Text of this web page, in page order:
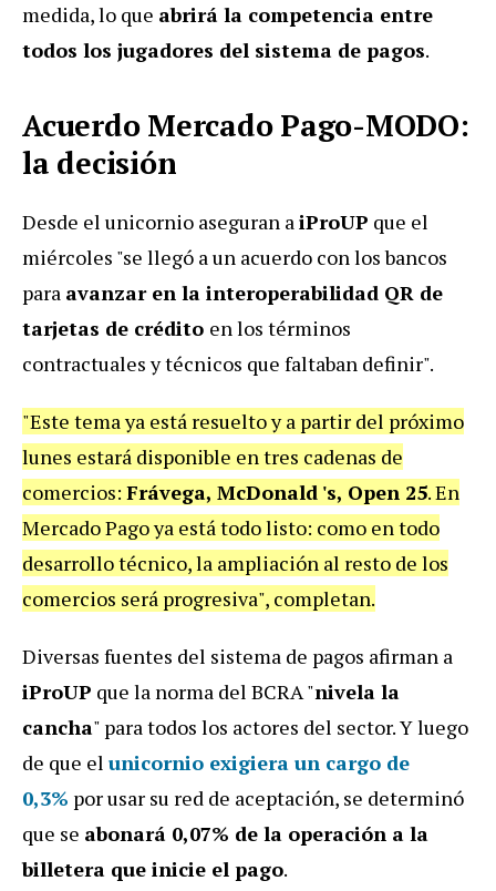
medida, lo que abrirá la competencia entre
todos los jugadores del sistema de pagos.
Acuerdo Mercado Pago-MODO:
la decisión
Desde el unicornio aseguran aiProUP que el
miércoles "se llegó a un acuerdo con los bancos
para avanzar en la interoperabilidad QR de
tarjetas de crédito en los términos
contractuales y técnicos que faltaban definir".
"Este tema ya está resuelto y a partir del próximo
lunes estará disponible en tres cadenas de
comercios: Frávega, McDonald 's, Open 25. En
Mercado Pago ya está todo listo: como en todo
desarrollo técnico, la ampliación al resto de los
comercios será progresiva", completan.
Diversas fuentes del sistema de pagos afirman a
iProUP que la norma del BCRA "nivela la
cancha" para todos los actores del sector. Y luego
de que el unicornio exigiera un cargo de
0,3% por usar su red de aceptación, se determinó
que se abonará 0,07% de la operación a la
billetera que inicie el pago.